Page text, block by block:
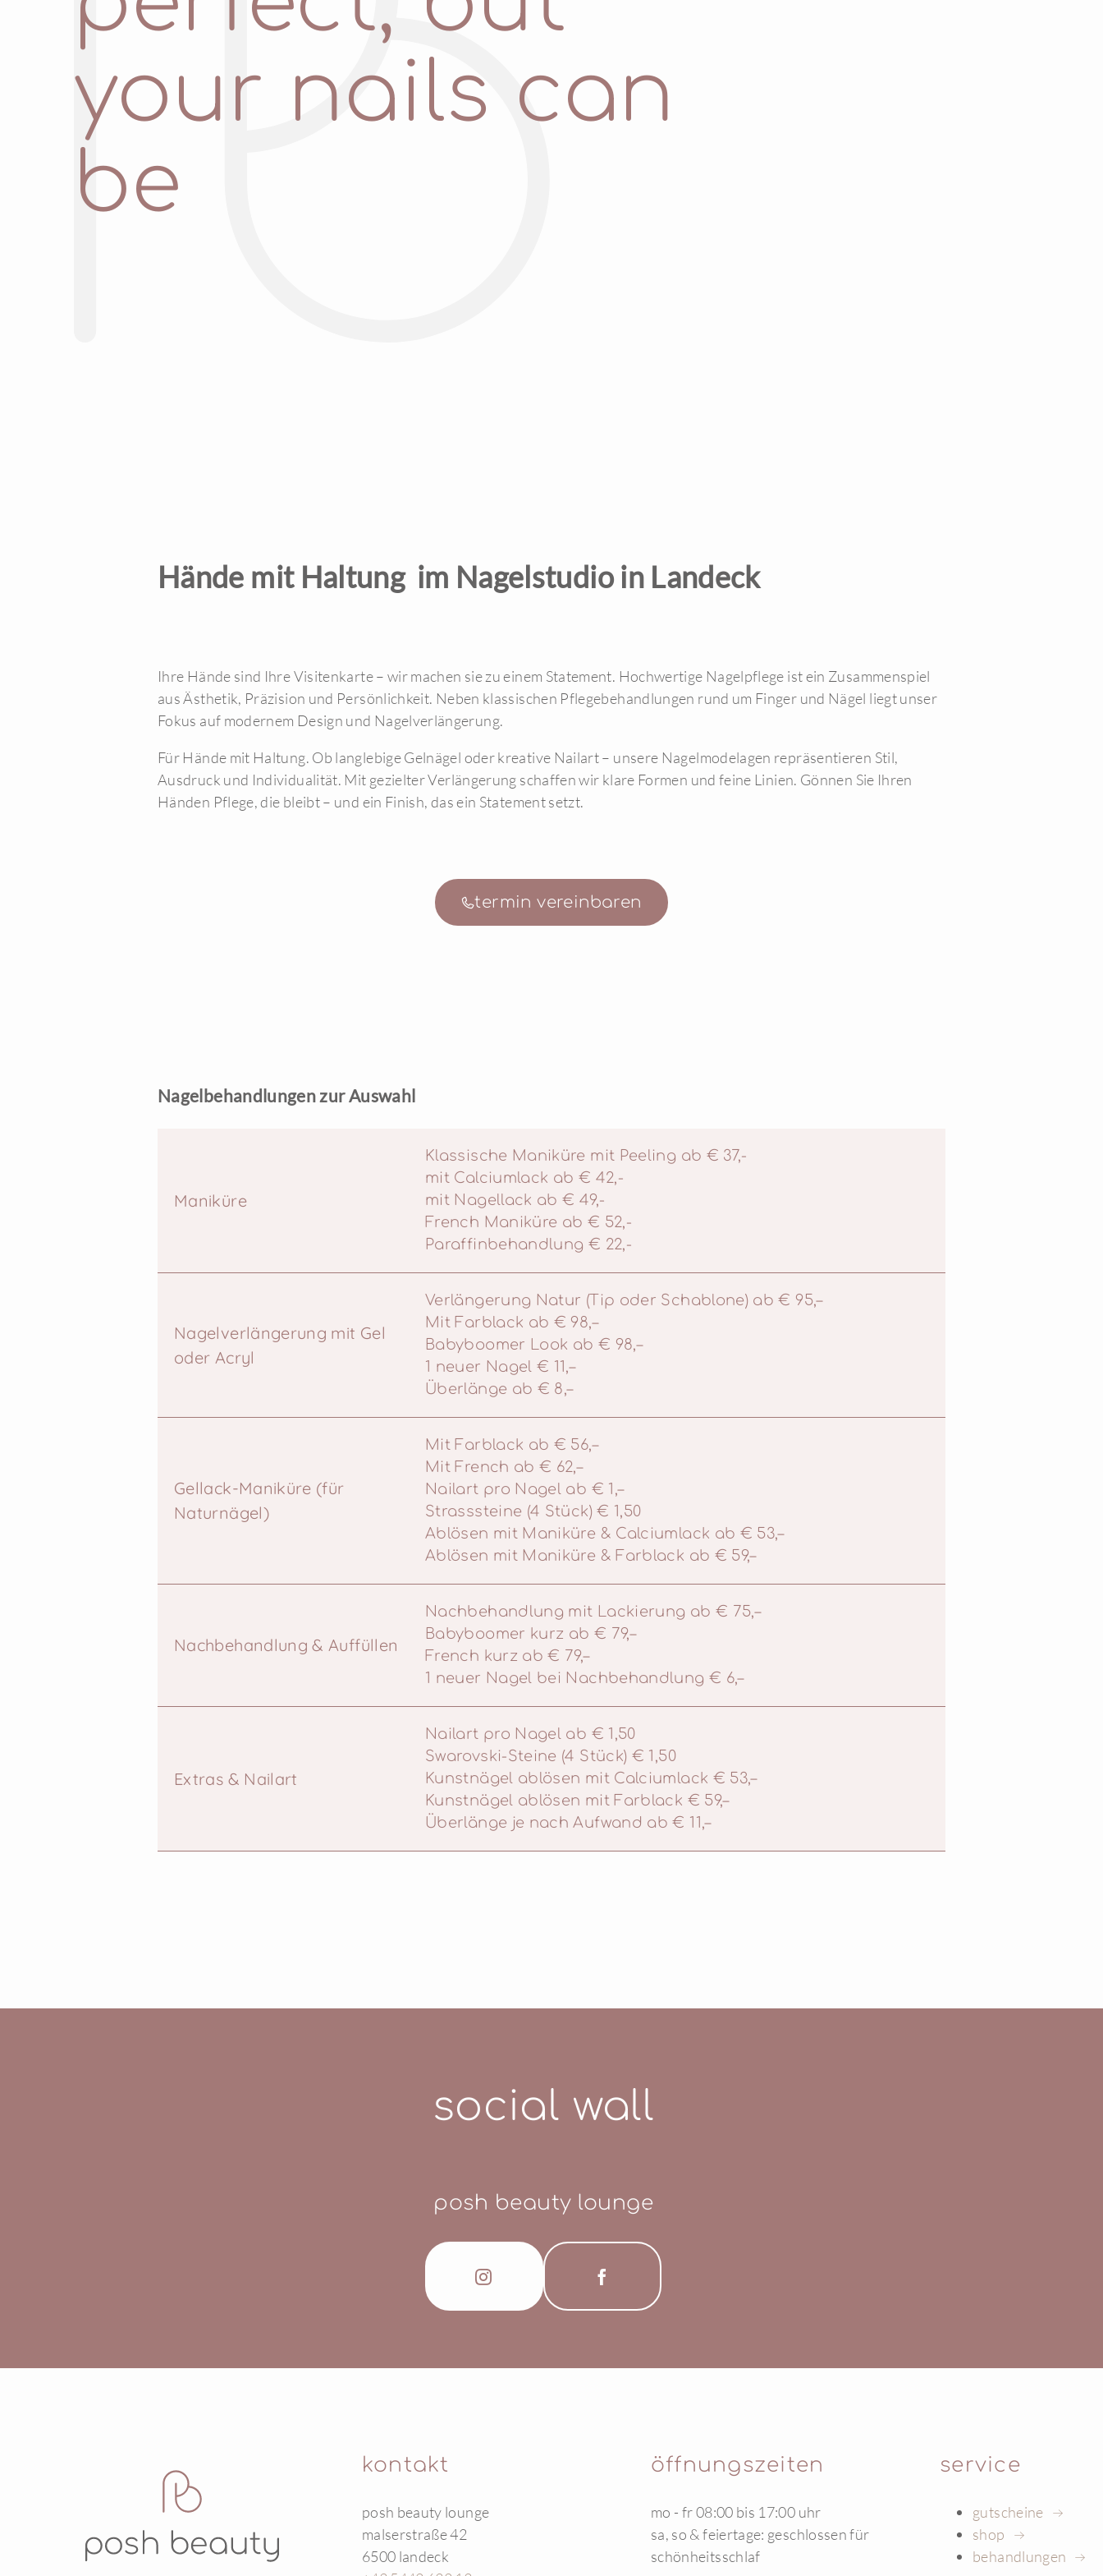
your nails can
be
Hände mit Haltung im Nagelstudio in Landeck
Ihre Hände sind Ihre Visitenkarte – wir machen sie zu einem Statement. Hochwertige Nagelpflege ist ein Zusammenspiel
aus Ästhetik, Präzision und Persönlichkeit. Neben klassischen Pflegebehandlungen rund um Finger und Nägel liegt unser
Fokus auf modernem Design und Nagelverlängerung.
Für Hände mit Haltung. Ob langlebige Gelnägel oder kreative Nailart – unsere Nagelmodelagen repräsentieren Stil,
Ausdruck und Individualität. Mit gezielter Verlängerung schaffen wir klare Formen und feine Linien. Gönnen Sie Ihren
Händen Pflege, die bleibt – und ein Finish, das ein Statement setzt.
termin vereinbaren
Nagelbehandlungen zur Auswahl
Maniküre
Klassische Maniküre mit Peeling ab € 37,-
mit Calciumlack ab € 42,-
mit Nagellack ab € 49,-
French Maniküre ab € 52,-
Paraffinbehandlung € 22,-
Nagelverlängerung mit Gel
oder Acryl
Verlängerung Natur (Tip oder Schablone) ab € 95,–
Mit Farblack ab € 98,–
Babyboomer Look ab € 98,–
1 neuer Nagel € 11,–
Überlänge ab € 8,–
Gellack-Maniküre (für
Naturnägel)
Mit Farblack ab € 56,–
Mit French ab € 62,–
Nailart pro Nagel ab € 1,–
Strasssteine (4 Stück) € 1,50
Ablösen mit Maniküre & Calciumlack ab € 53,–
Ablösen mit Maniküre & Farblack ab € 59,–
Nachbehandlung & Auffüllen
Nachbehandlung mit Lackierung ab € 75,–
Babyboomer kurz ab € 79,–
French kurz ab € 79,–
1 neuer Nagel bei Nachbehandlung € 6,–
Extras & Nailart
Nailart pro Nagel ab € 1,50
Swarovski-Steine (4 Stück) € 1,50
Kunstnägel ablösen mit Calciumlack € 53,–
Kunstnägel ablösen mit Farblack € 59,–
Überlänge je nach Aufwand ab € 11,–
social wall
posh beauty lounge
kontakt
posh beauty lounge
malserstraße 42
6500 landeck
öffnungszeiten
mo - fr 08:00 bis 17:00 uhr
sa, so & feiertage: geschlossen für
schönheitsschlaf
service
gutscheine
shop
behandlungen